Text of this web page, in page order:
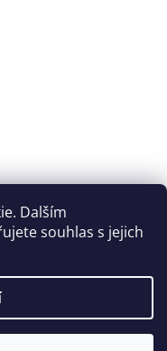
Dalším
souhlas s jejich
pro platbu v EUR.
. Všechna práva